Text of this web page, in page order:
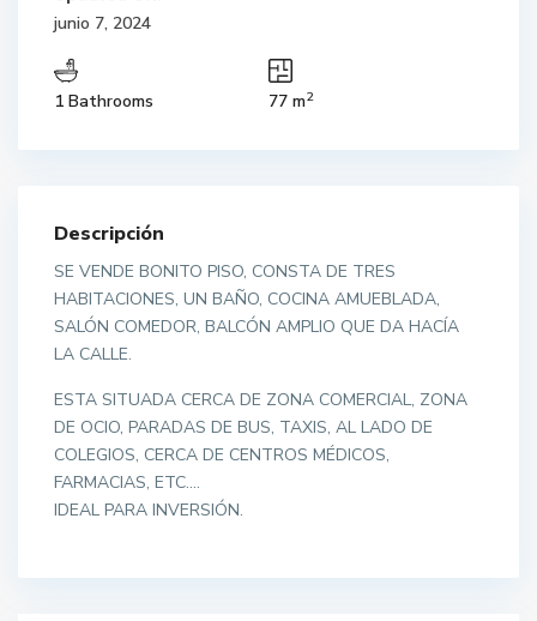
junio 7, 2024
1 Bathrooms 77 m2
Descripción
SE VENDE BONITO PISO, CONSTA DE TRES
HABITACIONES, UN BAÑO, COCINA AMUEBLADA,
SALÓN COMEDOR, BALCÓN AMPLIO QUE DA HACÍA
LA CALLE.
ESTA SITUADA CERCA DE ZONA COMERCIAL, ZONA
DE OCIO, PARADAS DE BUS, TAXIS, AL LADO DE
COLEGIOS, CERCA DE CENTROS MÉDICOS,
FARMACIAS, ETC….
IDEAL PARA INVERSIÓN.